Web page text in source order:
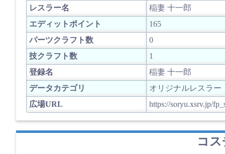
レスラー名
稲妻 十一郎
エディットポイント
165
パーツクラフト数
0
技クラフト数
1
登録名
稲妻 十一郎
データカテゴリ
オリジナルレスラー
広場URL
https://soryu.xsrv.jp/
コ